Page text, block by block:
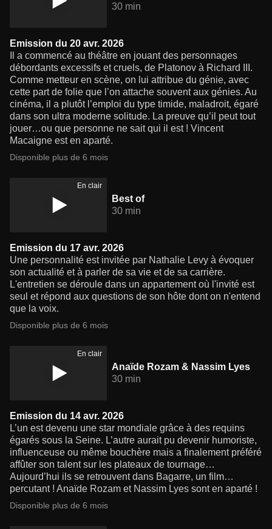
30 min
Emission du 20 avr. 2026
Il a commencé au théâtre en jouant des personnages
débordants excessifs et cruels, de Platonov à Richard III.
Comme metteur en scène, on lui attribue du génie, avec
cette part de folie que l’on attache souvent aux génies. Au
cinéma, il a plutôt l’emploi du type timide, maladroit, égaré
dans son ultra moderne solitude. La preuve qu’il peut tout
jouer…ou que personne ne sait qui il est ! Vincent
Macaigne est en aparté.
Disponible plus de 6 mois
En clair
Best of
30 min
Emission du 17 avr. 2026
Une personnalité est invitée par Nathalie Levy à évoquer
son actualité et à parler de sa vie et de sa carrière.
L'entretien se déroule dans un appartement où l'invité est
seul et répond aux questions de son hôte dont on n'entend
que la voix.
Disponible plus de 6 mois
En clair
Anaïde Rozam & Nassim Lyes
30 min
Emission du 14 avr. 2026
L’un est devenu une star mondiale grâce à des requins
égarés sous la Seine. L’autre aurait pu devenir humoriste,
influenceuse ou même bouchère mais a finalement préféré
affûter son talent sur les plateaux de tournage…
Aujourd’hui ils se retrouvent dans Bagarre, un film…
percutant ! Anaïde Rozam et Nassim Lyes sont en aparté !
Disponible plus de 6 mois